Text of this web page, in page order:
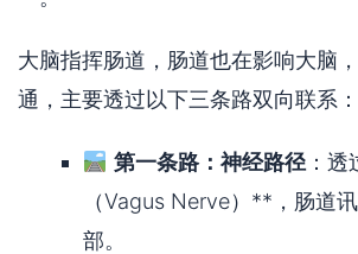
大脑指挥肠道，肠道也在影响大脑
通，主要透过以下三条路双向联系：
第一条路：神经路径：透
（Vagus Nerve）**，肠道
部。